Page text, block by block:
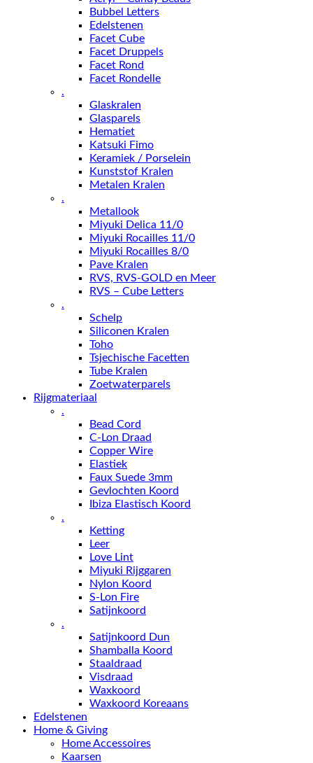
Bubbel Letters
Edelstenen
Facet Cube
Facet Druppels
Facet Rond
Facet Rondelle
.
Glaskralen
Glasparels
Hematiet
Katsuki Fimo
Keramiek / Porselein
Kunststof Kralen
Metalen Kralen
.
Metallook
Miyuki Delica 11/0
Miyuki Rocailles 11/0
Miyuki Rocailles 8/0
Pave Kralen
RVS, RVS-GOLD en Meer
RVS – Cube Letters
.
Schelp
Siliconen Kralen
Toho
Tsjechische Facetten
Tube Kralen
Zoetwaterparels
Rijgmateriaal
.
Bead Cord
C-Lon Draad
Copper Wire
Elastiek
Faux Suede 3mm
Gevlochten Koord
Ibiza Elastisch Koord
.
Ketting
Leer
Love Lint
Miyuki Rijggaren
Nylon Koord
S-Lon Fire
Satijnkoord
.
Satijnkoord Dun
Shamballa Koord
Staaldraad
Visdraad
Waxkoord
Waxkoord Koreaans
Edelstenen
Home & Giving
Home Accessoires
Kaarsen